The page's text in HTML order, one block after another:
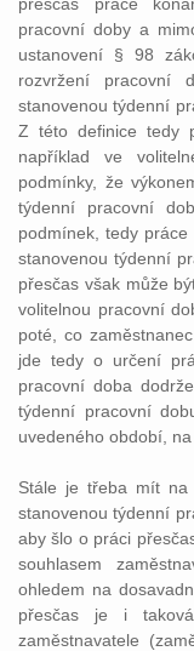
pracovní doby a
ustanovení § 98
rozvržení pracovní
stanovenou týdenní
Z této definice tedy
například ve
podmínky, že
týdenní pracovní
podmínek, tedy
stanovenou týdenní
přesčas však může
volitelnou pracovní
poté, co
jde tedy o určení
pracovní doba
týdenní pracovní
uvedeného období,
Stále je třeba mít
stanovenou týdenní
aby šlo o práci
souhlasem
ohledem na
přesčas je i
zaměstnavatele